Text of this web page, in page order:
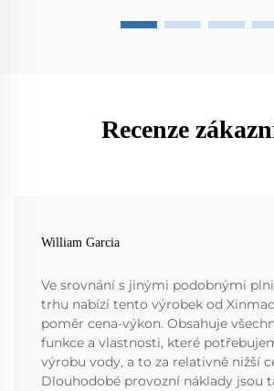
Recenze
William Garcia
Ve srovnání s jinými podobnými
trhu nabízí tento výrobek od
poměr cena-výkon. Obsahuje
funkce a vlastnosti, které
výrobu vody, a to za relativně nižší
Dlouhodobé provozní náklady jsou